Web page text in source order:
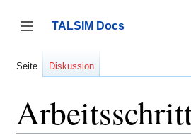
springen
Seitenleiste umschalten
TALSIM Docs
Seite Diskussion